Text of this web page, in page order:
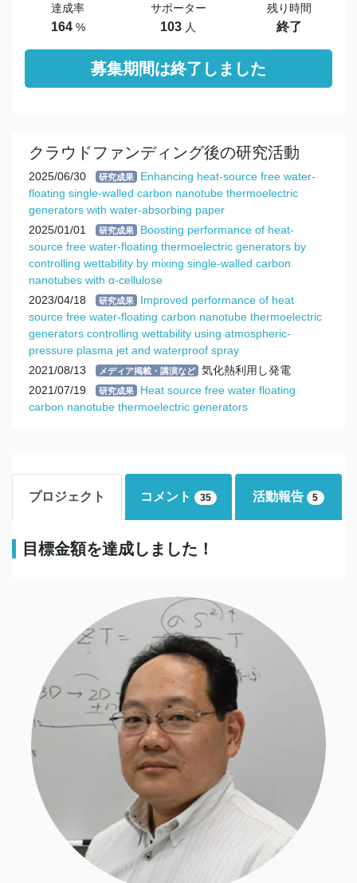
達成率
164 %
サポーター
103 人
残り時間
終了
募集期間は終了しました
クラウドファンディング後の研究活動
2025/06/30 研究成果
Enhancing heat-source free water-
floating single-walled carbon nanotube thermoelectric
generators with water-absorbing paper
2025/01/01
研究成果
Boosting performance of heat-
source free water-floating thermoelectric generators by
controlling wettability by mixing single-walled carbon
nanotubes with α-cellulose
2023/04/18
研究成果
Improved performance of heat
source free water-floating carbon nanotube thermoelectric
generators controlling wettability using atmospheric-
pressure plasma jet and waterproof spray
2021/08/13
メディア掲載・講演など
気化熱利用し発電
2021/07/19
研究成果
Heat source free water floating
carbon nanotube thermoelectric generators
プロジェクト コメント 35 活動報告 5
目標金額を達成しました！